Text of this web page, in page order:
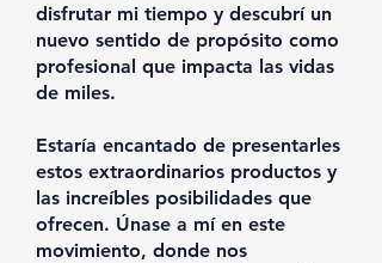
disfrutar mi tiempo y descubrí un
nuevo sentido de propósito como
profesional que impacta las vidas
de miles.
Estaría encantado de presentarles
estos extraordinarios productos y
las increíbles posibilidades que
ofrecen. Únase a mí en este
movimiento, donde nos